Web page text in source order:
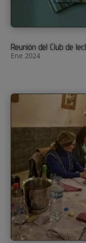
Reunión del Club de
Ene 2024